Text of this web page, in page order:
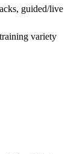
guided/live
variety